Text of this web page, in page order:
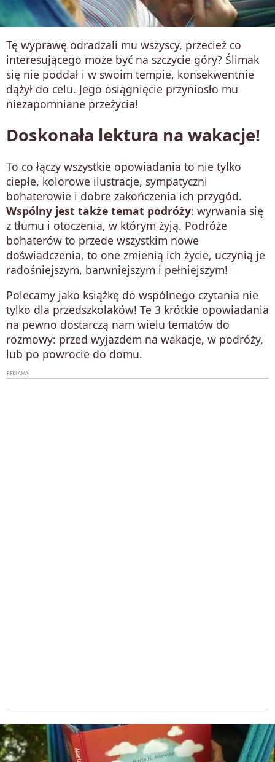
Tę wyprawę odradzali mu wszyscy, przecież co
interesującego może być na szczycie góry? Ślimak
się nie poddał i w swoim tempie, konsekwentnie
dążył do celu. Jego osiągnięcie przyniosło mu
niezapomniane przeżycia!
Doskonała lektura na wakacje!
To co łączy wszystkie opowiadania to nie tylko
ciepłe, kolorowe ilustracje, sympatyczni
bohaterowie i dobre zakończenia ich przygód.
Wspólny jest także temat podróży: wyrwania się
z tłumu i otoczenia, w którym żyją. Podróże
bohaterów to przede wszystkim nowe
doświadczenia, to one zmienią ich życie, uczynią je
radośniejszym, barwniejszym i pełniejszym!
Polecamy jako książkę do wspólnego czytania nie
tylko dla przedszkolaków! Te 3 krótkie opowiadania
na pewno dostarczą nam wielu tematów do
rozmowy: przed wyjazdem na wakacje, w podróży,
lub po powrocie do domu.